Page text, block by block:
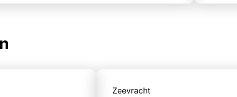
Zeevracht